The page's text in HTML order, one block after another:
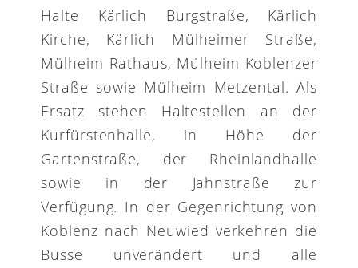
Halte Kärlich Burgstraße, Kärlich
Kirche, Kärlich Mülheimer Straße,
Mülheim Rathaus, Mülheim Koblenzer
Straße sowie Mülheim Metzental. Als
Ersatz stehen Haltestellen an der
Kurfürstenhalle, in Höhe der
Gartenstraße, der Rheinlandhalle
sowie in der Jahnstraße zur
Verfügung. In der Gegenrichtung von
Koblenz nach Neuwied verkehren die
Busse unverändert und alle